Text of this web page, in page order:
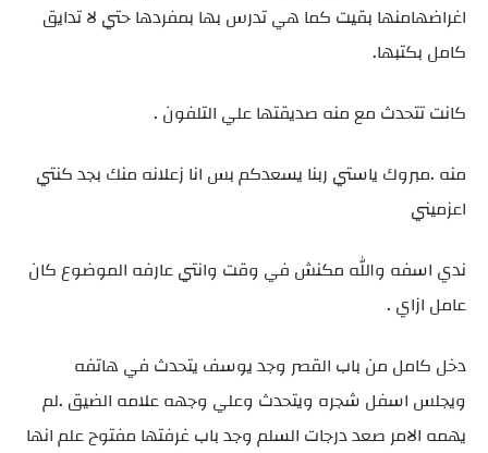
اغراضهامنها بقيت كما هي تدرس بها بمفردها حتي لا تدايق
كامل بكتبها.
كانت تتحدث مع منه صديقتها علي التلفون .
منه .مبروك ياستي ربنا يسعدكم بس انا زعلانه منك بجد كنتي
اعزميني
ندي اسفه والله مكنش في وقت وانتي عارفه الموضوع كان
عامل ازاي .
دخل كامل من باب القصر وجد يوسف يتحدث في هاتفه
ويجلس اسفل شجره ويتحدث وعلي وجهه علامه الضيق .لم
يهمه الامر صعد درجات السلم وجد باب غرفتها مفتوح علم انها